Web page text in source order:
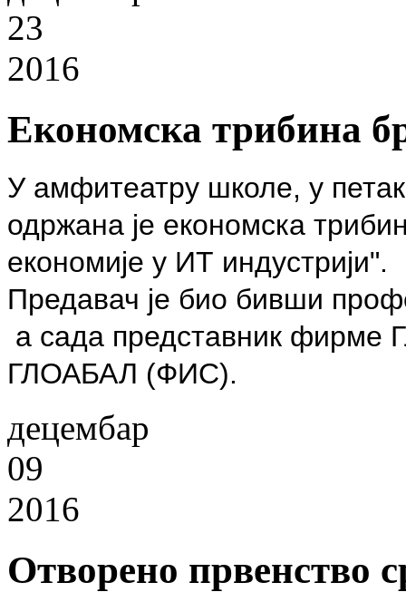
23
2016
Економска трибина
У амфитеатру школе, у
одржана је економска
економије у ИТ индустрији".
Предавач је био бивши
а сада представник фирме
ГЛОАБАЛ (ФИС).
децембар
09
2016
Отворено првенство